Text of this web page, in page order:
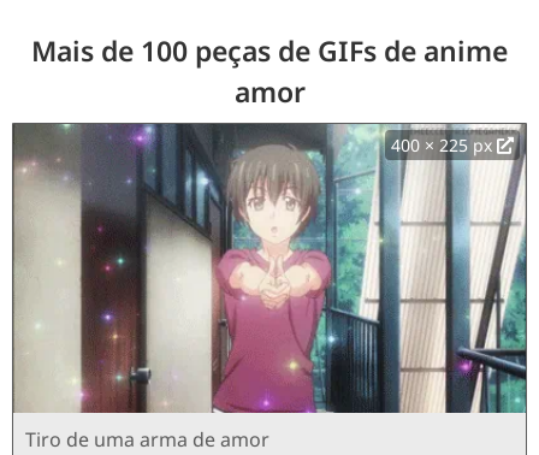
Mais de 100 peças de GIFs de anime
amor
400 × 225 px
Tiro de uma arma de amor